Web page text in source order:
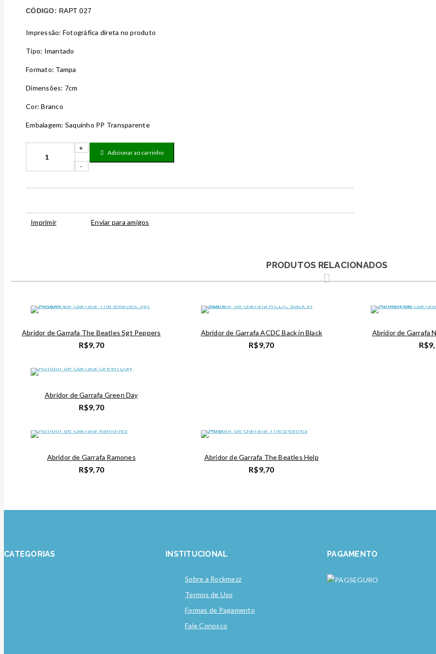
CÓDIGO: RAPT 027
Impressão: Fotográfica direta no produto
Tipo: Imantado
Formato: Tampa
Dimensões: 7cm
Cor: Branco
Embalagem: Saquinho PP Transparente
Adicionar ao carrinho
Imprimir Enviar para amigos
PRODUTOS RELACIONADOS
Abridor de Garrafa The Beatles Sgt Peppers
R$9,70
Abridor de Garrafa ACDC Back in Black
R$9,70
Abridor de Garrafa
R$
Abridor de Garrafa Green Day
R$9,70
Abridor de Garrafa Ramones
R$9,70
Abridor de Garrafa The Beatles Help
R$9,70
CATEGORIAS INSTITUCIONAL
Sobre a Rockmezz
Termos de Uso
Formas de Pagamento
Fale Conosco
PAGAMENTO